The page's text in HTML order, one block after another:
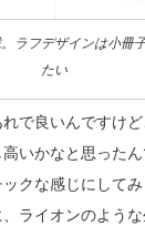
ラフデザインは小冊
たい
で良いんですけど
いかなと思った
クな感じにしてみ
イオンのような